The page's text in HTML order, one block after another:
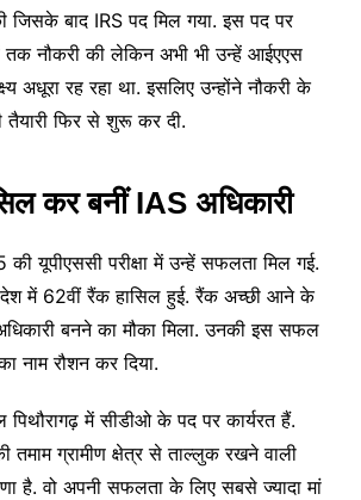
जिसके बाद IRS पद मिल गया. इस पद पर
तक नौकरी की लेकिन अभी भी उन्हें आईएएस
अधूरा रह रहा था. इसलिए उन्होंने नौकरी के
तैयारी फिर से शुरू कर दी.
कर बनीं IAS अधिकारी
यूपीएससी परीक्षा में उन्हें सफलता मिल गई.
देश में 62वीं रैंक हासिल हुई. रैंक अच्छी आने के
बनने का मौका मिला. उनकी इस सफल
नाम रौशन कर दिया.
पिथौरागढ़ में सीडीओ के पद पर कार्यरत हैं.
ग्रामीण क्षेत्र से ताल्लुक रखने वाली
है. वो अपनी सफलता के लिए सबसे ज्यादा मां